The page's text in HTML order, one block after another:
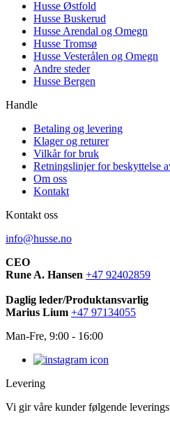
Husse Østfold
Husse Buskerud
Husse Arendal og Omegn
Husse Tromsø
Husse Vesterålen og Omegn
Andre steder
Husse Bergen
Handle
Betaling og levering
Klager og returer
Vilkår for bruk
Retningslinjer for beskyttelse
Om oss
Kontakt
Kontakt oss
info@husse.no
CEO
Rune A. Hansen +47 92402859
Daglig leder/Produktansvarlig
Marius Lium +47 97134055
Man-Fre, 9:00 - 16:00
Levering
Vi gir våre kunder følgende